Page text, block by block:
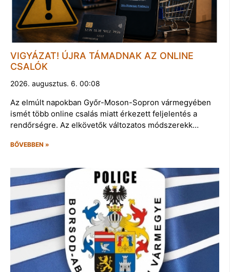
VIGYÁZAT! ÚJRA TÁMADNAK AZ ONLINE
CSALÓK
2026. augusztus. 6. 00:08
Az elmúlt napokban Győr-Moson-Sopron vármegyében
ismét több online csalás miatt érkezett feljelentés a
rendőrségre. Az elkövetők változatos módszerekk…
BŐVEBBEN »